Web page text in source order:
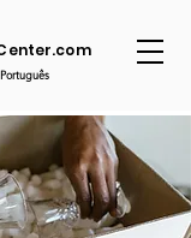
Português